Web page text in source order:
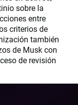
sobre la
entre
criterios de
también
de Musk con
de revisión